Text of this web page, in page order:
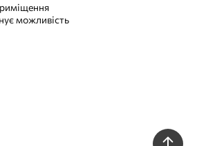
можливість